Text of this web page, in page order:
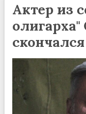
Актер из